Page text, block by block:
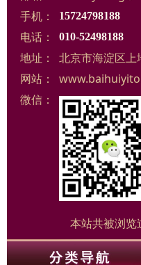
手机：
15724798188
电话： 010-52498188
地址：
北京市海淀区
网站：
微信：
本站共被浏览